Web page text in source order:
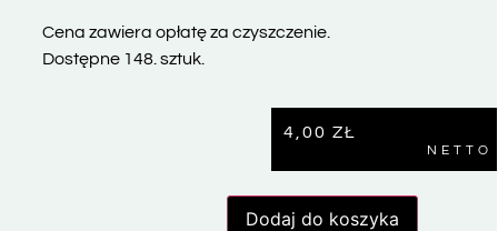
Cena zawiera opłatę za czyszczenie.
Dostępne 148. sztuk.
4,00 ZŁ
NETTO
Dodaj do koszyka